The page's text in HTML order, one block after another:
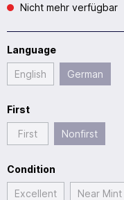
Nicht mehr verfügbar
Language
English German
First
First Nonfirst
Condition
Excellent Near Mint